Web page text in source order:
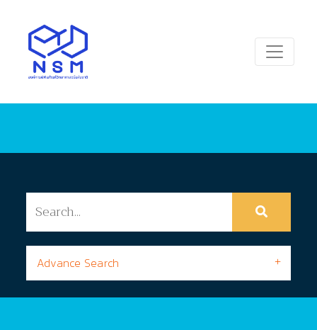
Advance Search